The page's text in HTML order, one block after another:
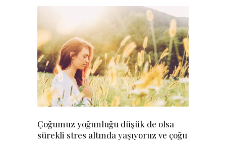
Çoğumuz yoğunluğu düşük de olsa
sürekli stres altında yaşıyoruz ve çoğu